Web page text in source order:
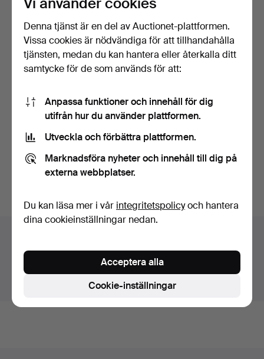
—Grundig vintage stereo.
Klubbades 2 apr 2021
3 bud
370 USD
VATTENKOKARE - ALESSI,
PHILIPP STARK.
2 bud
47 USD
Du söker i vårt arkiv över avslutade auktioner.
Visa pågående auktioner istället.
Denna tjänst är en del av Auctionet-plattformen.
Vissa cookies är nödvändiga för att tillhandahålla
tjänsten, medan du kan hantera eller återkalla ditt
samtycke för de som används för att:
Anpassa funktioner och innehåll för dig
utifrån hur du använder plattformen.
Utveckla och förbättra plattformen.
Marknadsföra nyheter och innehåll till dig på
externa webbplatser.
Du kan läsa mer i vår integritetspolicyoch hantera
dina cookieinställningar nedan.
Cookie-inställningar
Acceptera alla